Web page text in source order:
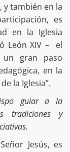
y también en la
es
en la Iglesia
León XIV – el
un gran paso
en la
la Iglesia”.
guiar a la
tradiciones y
Jesús, es